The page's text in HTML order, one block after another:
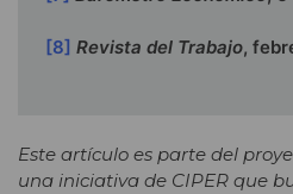
[8] Revista del Trabajo,
Este artículo es parte del
una iniciativa de CIPER que